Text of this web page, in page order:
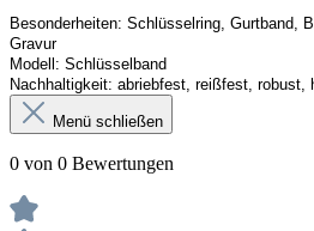
Besonderheiten: Schlüsselring, Gurtband,
Gravur
Modell: Schlüsselband
Nachhaltigkeit: abriebfest, reißfest, robust,
Menü schließen
0 von 0 Bewertungen